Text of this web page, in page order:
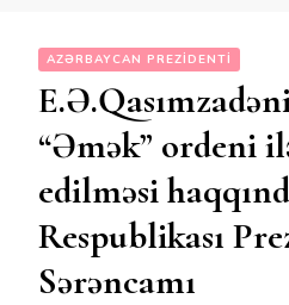
AZƏRBAYCAN PREZIDENTI
“Əmək” ordeni
edilməsi
Respublikası
Sərəncamı